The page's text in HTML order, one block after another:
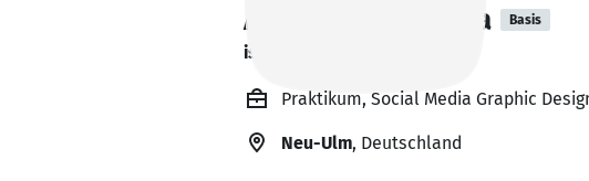
Aakriti Srivastava Basis
is out learning. 🎓
Praktikum, Social Media Graphic
Neu-Ulm, Deutschland